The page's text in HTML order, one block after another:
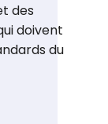
des
doivent
du